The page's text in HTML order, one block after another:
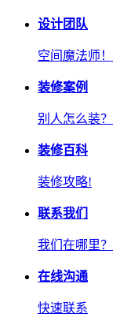
设计团队
空间魔法师！
装修案例
别人怎么装？
装修百科
装修攻略!
联系我们
我们在哪里？
在线沟通
快速联系